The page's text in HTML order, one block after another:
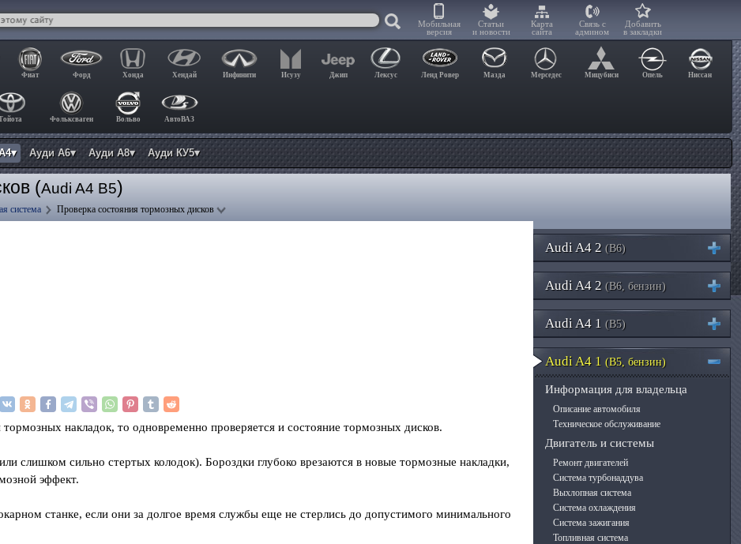
Мобильная
версия
Статьи
и новости
Карта
сайта
Связь с
админом
Добавить
в закладки
Фиат Форд Хонда Хендай Инфинити Исузу Джип Лексус Ленд Ровер Мазда Мерседес Мицубиси Опель Ниссан
Фольксваген Вольво АвтоВАЗ
Ауди А6▾ Ауди А8▾ Ауди КУ5▾
(Audi A4 B5)
система Проверка состояния тормозных дисков
накладок, то одновременно проверяется и состояние тормозных дисков.
слишком сильно стертых колодок). Бороздки глубоко врезаются в новые тормозные накладки,
эффект.
станке, если они за долгое время службы еще не стерлись до допустимого минимального
Audi A4 2 (B6)
Audi A4 2 (B6, бензин)
Audi A4 1 (B5)
Audi A4 1 (B5, бензин)
Информация для владельца
Описание автомобиля
Техническое обслуживание
Двигатель и системы
Ремонт двигателей
Система турбонаддува
Выхлопная система
Система охлаждения
Система зажигания
Топливная система